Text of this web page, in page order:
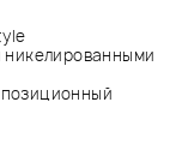
никелированными